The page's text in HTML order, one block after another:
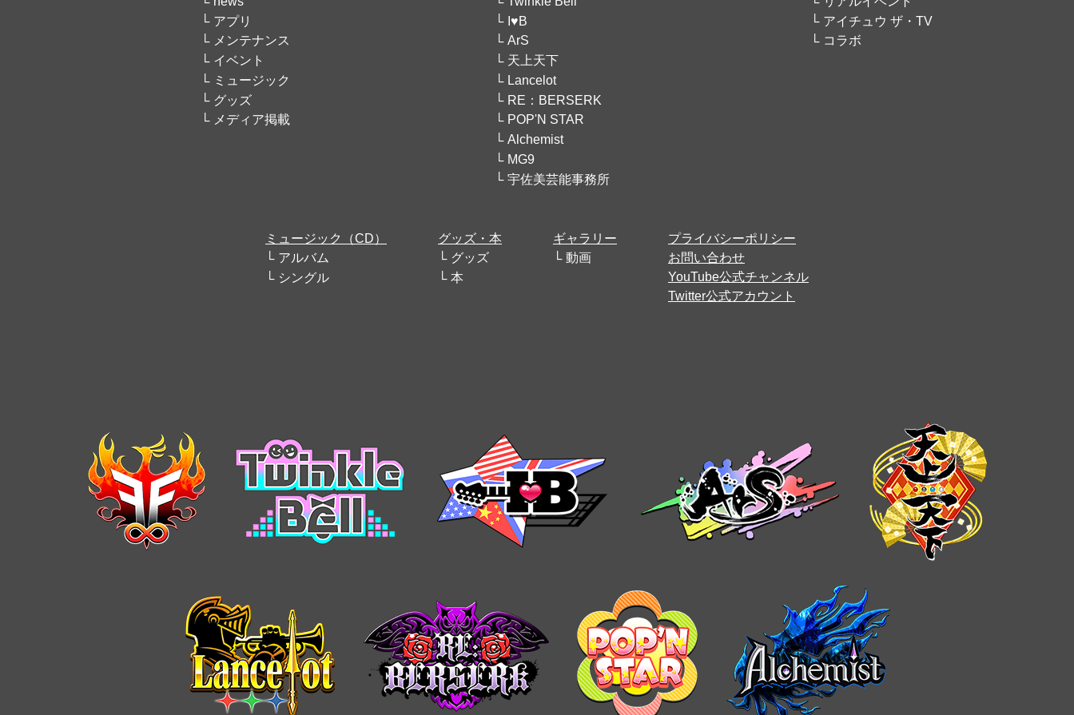
アプリ
メンテナンス
イベント
ミュージック
グッズ
メディア掲載
I♥B
ArS
天上天下
Lancelot
RE：BERSERK
POP'N STAR
Alchemist
MG9
宇佐美芸能事務所
アイチュウ ザ・TV
コラボ
ミュージック（CD）
アルバム
シングル
グッズ・本
グッズ
本
ギャラリー
動画
プライバシーポリシー
お問い合わせ
YouTube公式チャンネル
Twitter公式アカウント